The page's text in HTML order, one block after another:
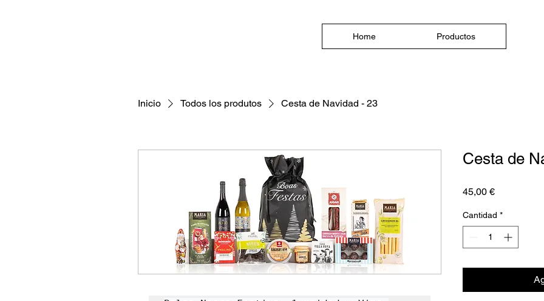
Home Productos
Inicio Todos los produtos Cesta de Navidad - 23
Cesta de
45,00 €Precio
Cantidad *